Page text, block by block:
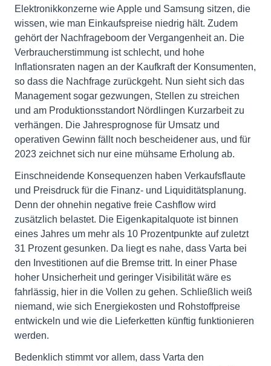
Elektronikkonzerne wie Apple und Samsung sitzen, die
wissen, wie man Einkaufspreise niedrig hält. Zudem
gehört der Nachfrageboom der Vergangenheit an. Die
Verbraucherstimmung ist schlecht, und hohe
Inflationsraten nagen an der Kaufkraft der Konsumenten,
so dass die Nachfrage zurückgeht. Nun sieht sich das
Management sogar gezwungen, Stellen zu streichen
und am Produktionsstandort Nördlingen Kurzarbeit zu
verhängen. Die Jahresprognose für Umsatz und
operativen Gewinn fällt noch bescheidener aus, und für
2023 zeichnet sich nur eine mühsame Erholung ab.
Einschneidende Konsequenzen haben Verkaufsflaute
und Preisdruck für die Finanz- und Liquiditätsplanung.
Denn der ohnehin negative freie Cashflow wird
zusätzlich belastet. Die Eigenkapitalquote ist binnen
eines Jahres um mehr als 10 Prozentpunkte auf zuletzt
31 Prozent gesunken. Da liegt es nahe, dass Varta bei
den Investitionen auf die Bremse tritt. In einer Phase
hoher Unsicherheit und geringer Visibilität wäre es
fahrlässig, hier in die Vollen zu gehen. Schließlich weiß
niemand, wie sich Energiekosten und Rohstoffpreise
entwickeln und wie die Lieferketten künftig funktionieren
werden.
Bedenklich stimmt vor allem, dass Varta den